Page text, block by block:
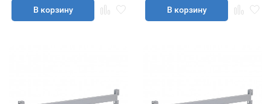
В корзину В корзину